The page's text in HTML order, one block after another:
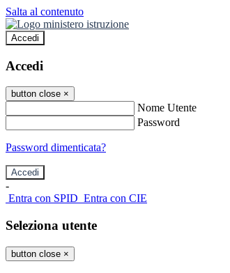
Salta al contenuto
Accedi
Accedi
button close ×
Nome Utente
Password
Password dimenticata?
-
Entra con SPID Entra con CIE
Seleziona utente
button close ×